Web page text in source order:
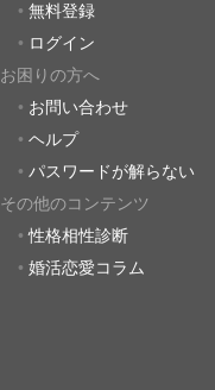
無料登録
ログイン
お困りの方へ
お問い合わせ
ヘルプ
パスワードが解らない
その他のコンテンツ
性格相性診断
婚活恋愛コラム